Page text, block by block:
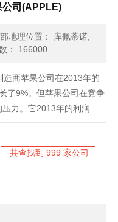
......
公司(APPLE)
地理位置： 库佩蒂诺,
： 166000
造商苹果公司在2013年的
了9%。但苹果公司在竞争
力。它2013年的利润为
如此，苹果公司仍持有大
共查找到 999 家公司